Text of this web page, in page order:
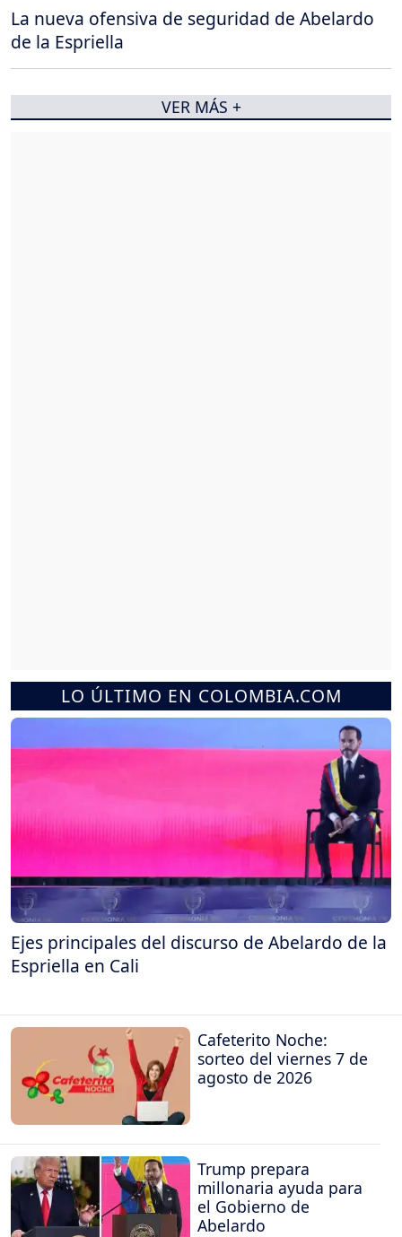
LO ÚLTIMO EN COLOMBIA.COM
Ejes principales del discurso de Abelardo de la
Espriella en Cali
Cafeterito Noche:
sorteo del viernes 7 de
agosto de 2026
Trump prepara
millonaria ayuda para
el Gobierno de
Abelardo
La nueva ofensiva de seguridad de Abelardo
de la Espriella
VER MÁS +